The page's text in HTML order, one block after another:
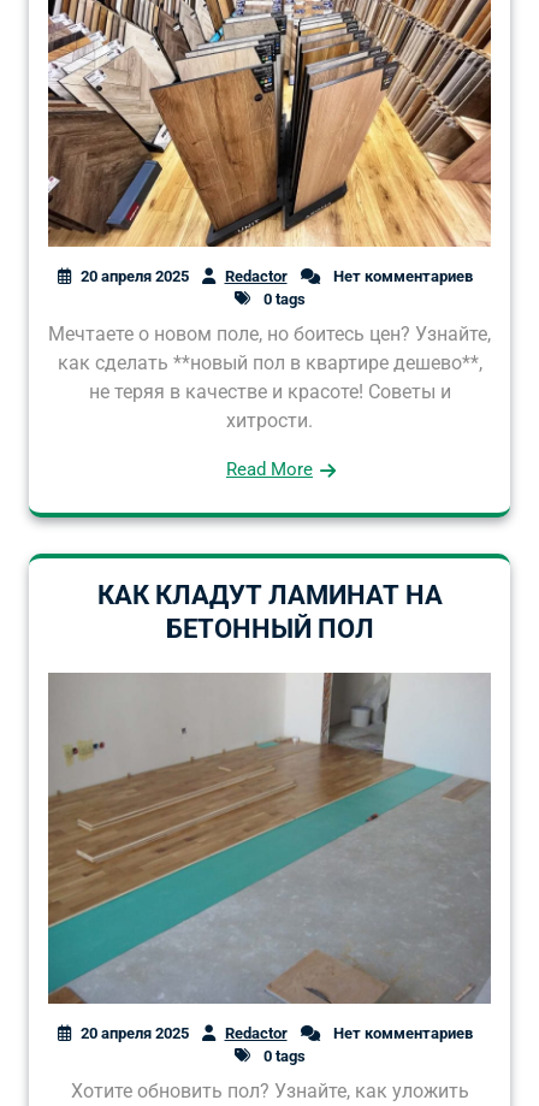
20 апреля 2025 Redactor
Нет комментариев
0 tags
Мечтаете о новом поле, но боитесь цен? Узнайте,
как сделать **новый пол в квартире дешево**,
не теряя в качестве и красоте! Советы и
хитрости.
Read More
КАК КЛАДУТ ЛАМИНАТ НА
БЕТОННЫЙ ПОЛ
20 апреля 2025 Redactor
Нет комментариев
0 tags
Хотите обновить пол? Узнайте, как уложить